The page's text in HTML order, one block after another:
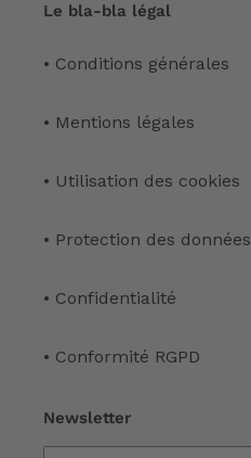
Le bla-bla légal
• Conditions générales
• Mentions légales
• Utilisation des cookies
• Protection des données
• Confidentialité
• Conformité RGPD
Newsletter